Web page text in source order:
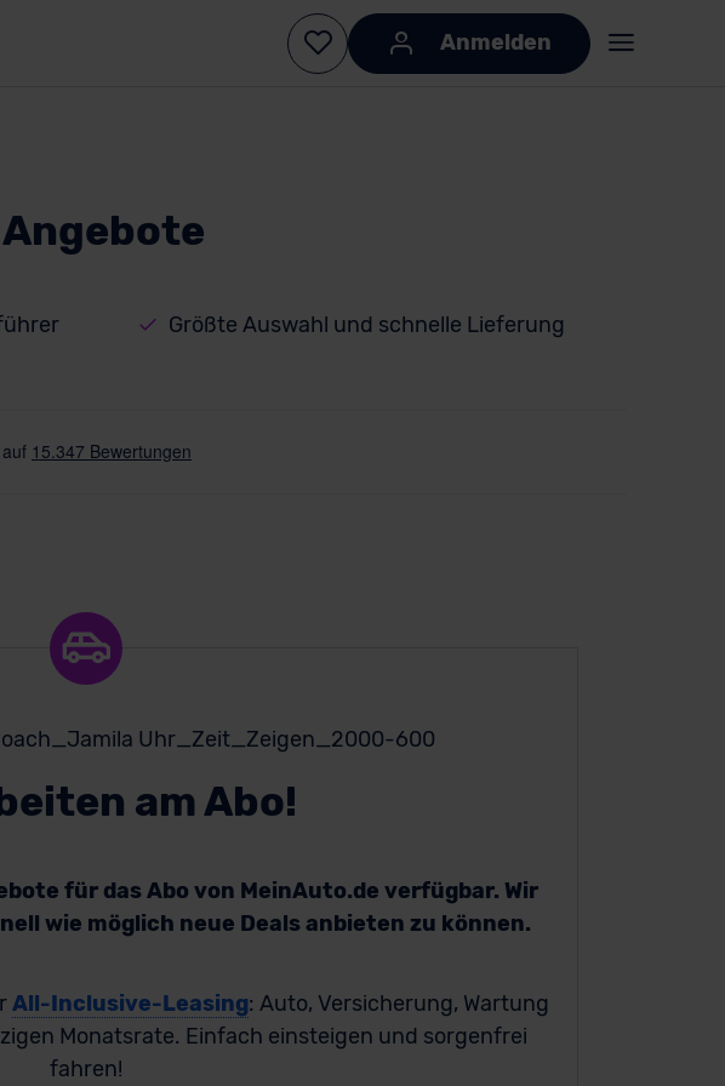
Anmelden
Größte Auswahl und schnelle Lieferung
am Abo!
für das Abo von MeinAuto.de verfügbar. Wir
wie möglich neue Deals anbieten zu können.
All-Inclusive-Leasing: Auto, Versicherung, Wartung
Monatsrate. Einfach einsteigen und sorgenfrei
fahren!